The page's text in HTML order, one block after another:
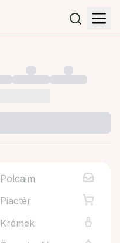
Polcaim
Piactér
Krémek